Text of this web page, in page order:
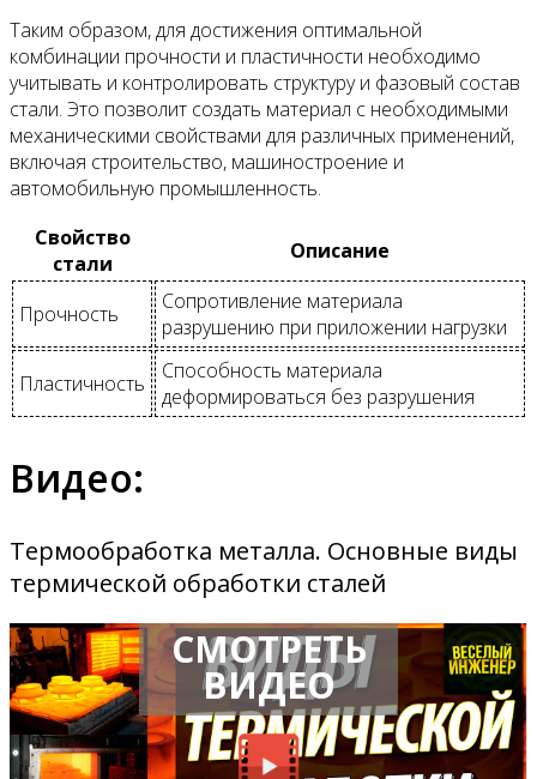
Таким образом, для достижения оптимальной
комбинации прочности и пластичности необходимо
учитывать и контролировать структуру и фазовый состав
стали. Это позволит создать материал с необходимыми
механическими свойствами для различных применений,
включая строительство, машиностроение и
автомобильную промышленность.
Свойство
стали
Описание
Прочность
Сопротивление материала
разрушению при приложении нагрузки
Пластичность
Способность материала
деформироваться без разрушения
Видео:
Термообработка металла. Основные виды
термической обработки сталей
СМОТРЕТЬ
ВИДЕО